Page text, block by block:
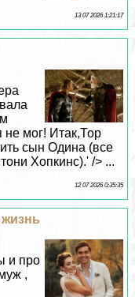
13 07 2026 1:21:17
не мог! Итак,Тор
сын Одина (все
Хопкинс).' /> ...
12 07 2026 0:35:35
и про
,